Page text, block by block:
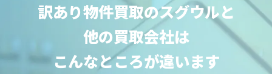
訳あり物件買取のスグウルと
他の買取会社は
こんなところが違います